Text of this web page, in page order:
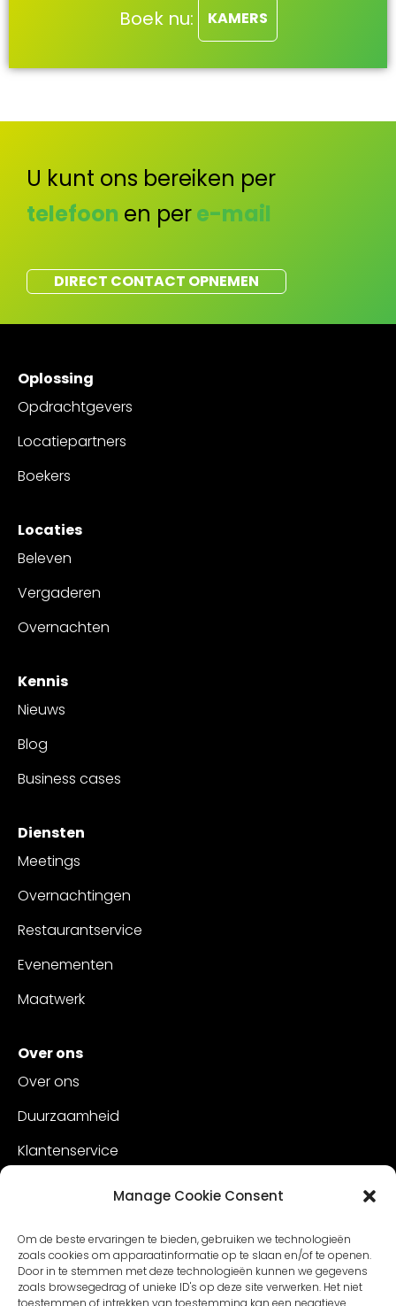
Manage Cookie Consent
Om de beste ervaringen te bieden, gebruiken we technologieën
zoals cookies om apparaatinformatie op te slaan en/of te openen.
Door in te stemmen met deze technologieën kunnen we gegevens
zoals browsegedrag of unieke ID's op deze site verwerken. Het niet
toestemmen of intrekken van toestemming kan een negatieve
Boek nu: KAMERS
U kunt ons bereiken per
telefoon en pere-mail
DIRECT CONTACT OPNEMEN
Oplossing
Opdrachtgevers
Locatiepartners
Boekers
Locaties
Beleven
Vergaderen
Overnachten
Kennis
Nieuws
Blog
Business cases
Diensten
Meetings
Overnachtingen
Restaurantservice
Evenementen
Maatwerk
Over ons
Over ons
Duurzaamheid
Klantenservice